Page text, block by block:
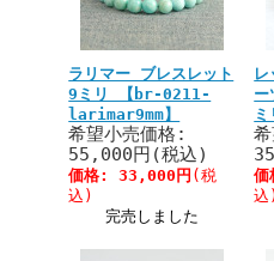
ラリマー ブレスレット
9ミリ 【br-0211-
larimar9mm】
希望小売価格:
55,000円(税込)
価格:33,000円 (税
込)
完売しました
ミ